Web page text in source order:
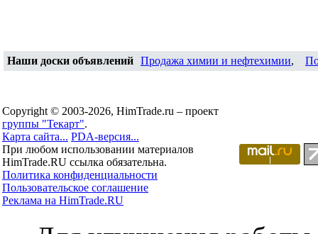
Наши доски объявлений Продажа химии и нефтехимии,
Copyright © 2003-2026, HimTrade.ru – проект
группы "Текарт".
Карта сайта... PDA-версия...
При любом использовании материалов
HimTrade.RU ссылка обязательна.
Политика конфиденциальности
Пользовательское соглашение
Реклама на HimTrade.RU